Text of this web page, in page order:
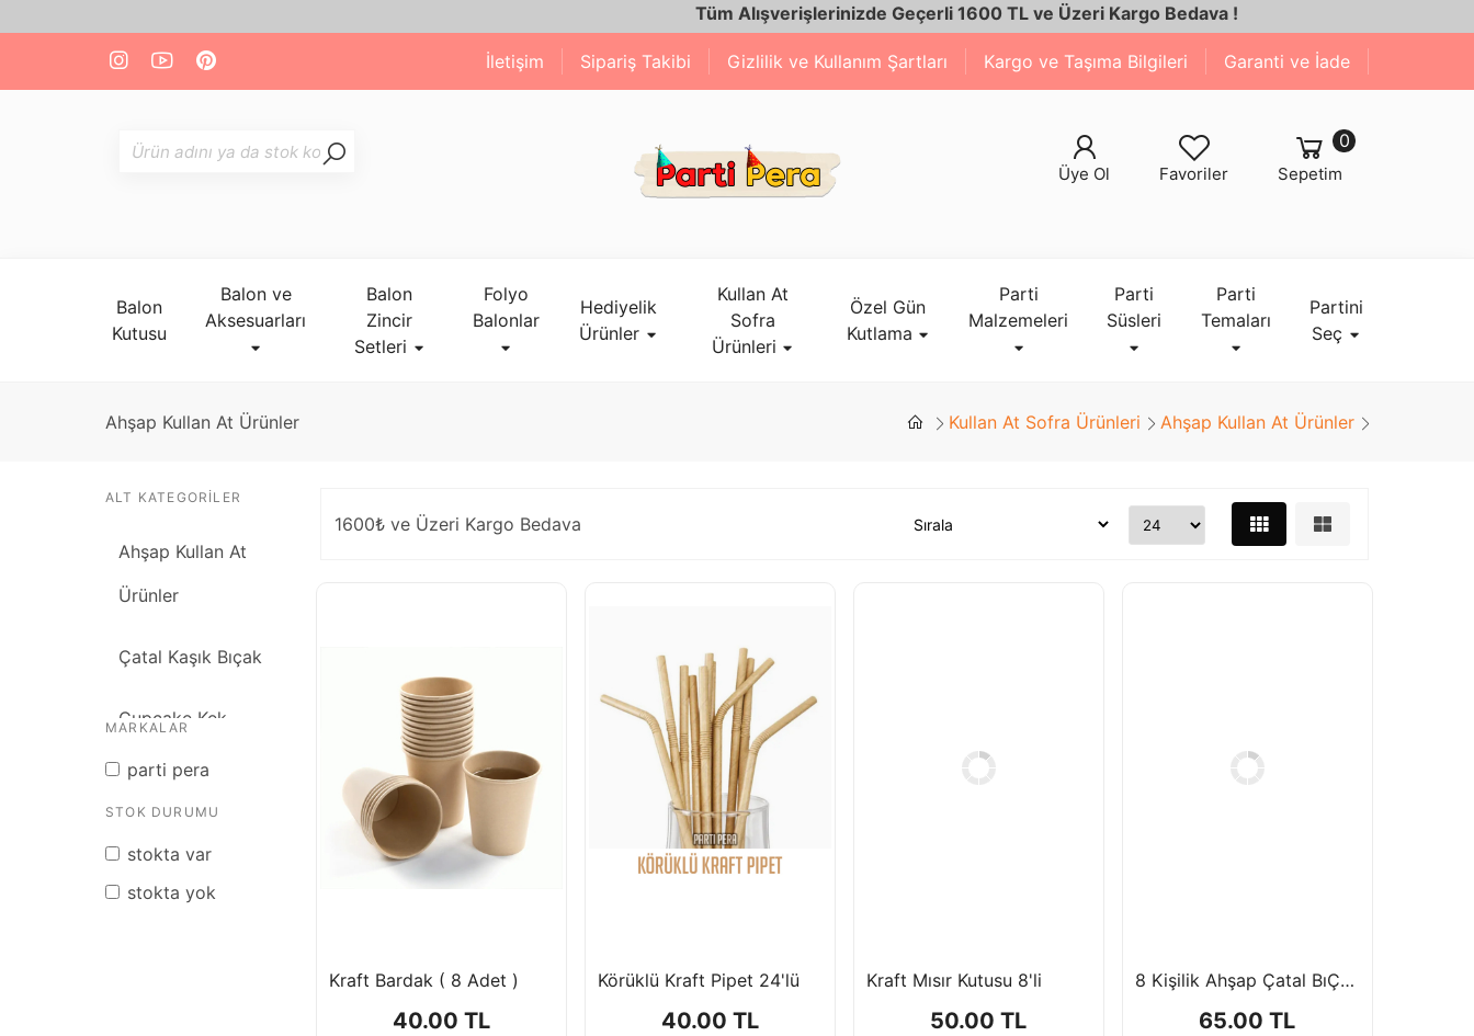
Tüm Alışverişlerinizde Geçerli 1600 TL ve Üzeri Kargo Bedava !
İletişim Sipariş Takibi Gizlilik ve Kullanım Şartları Kargo ve Taşıma Bilgileri Garanti ve İade
Sepetim
0
Favoriler
Üye Ol
Balon
Kutusu
Balon ve
Aksesuarları
Balon
Zincir
Setleri
Folyo
Balonlar
Hediyelik
Ürünler
Kullan At
Sofra
Ürünleri
Özel Gün
Kutlama
Parti
Malzemeleri
Parti
Süsleri
Parti
Temaları
Partini
Seç
Ahşap Kullan At Ürünler Kullan At Sofra Ürünleri Ahşap Kullan At Ürünler
ALT KATEGORILER
Ahşap Kullan At
Ürünler
Çatal Kaşık Bıçak
Cupcake Kek
Kapsülü
Cupcake Kürdan
Süsleri
MARKALAR
parti pera
STOK DURUMU
stokta var
stokta yok
1600₺ ve Üzeri Kargo Bedava
Kraft Bardak ( 8 Adet )
40.00 TL
Körüklü Kraft Pipet 24'lü
40.00 TL
Kraft Mısır Kutusu 8'li
50.00 TL
8 Kişilik Ahşap Çatal BıÇak Kaşık Peçete Seti
65.00 TL